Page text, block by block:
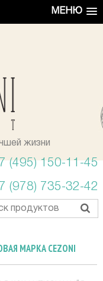
МЕНЮ
жизни
(495) 150-11-45
(978) 735-32-42
МАРКА CEZONI